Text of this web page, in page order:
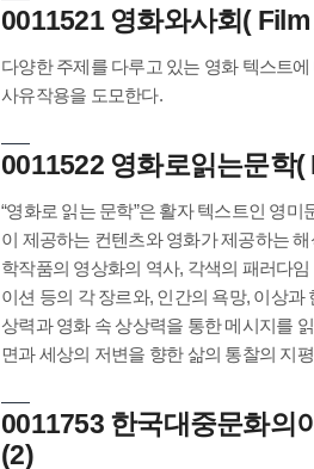
0011521 영화와사회(
다양한 주제를 다루고 있는 영화 텍스트
사유작용을 도모한다.
0011522 영화로읽는문학
“영화로 읽는 문학”은 활자 텍스트인 영
이 제공하는 컨텐츠와 영화가 제공하는
학작품의 영상화의 역사, 각색의 패러다
이션 등의 각 장르와, 인간의 욕망, 이상
상력과 영화 속 상상력을 통한 메시지를
면과 세상의 저변을 향한 삶의 통찰의 지
0011753 한국대중문화
(2)